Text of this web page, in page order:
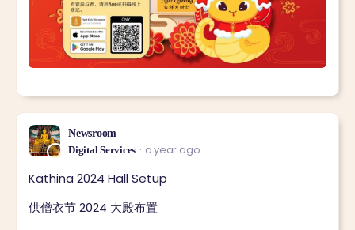
Newsroom
Digital Services
a year ago
Kathina 2024 Hall Setup
供僧衣节 2024 大殿布置